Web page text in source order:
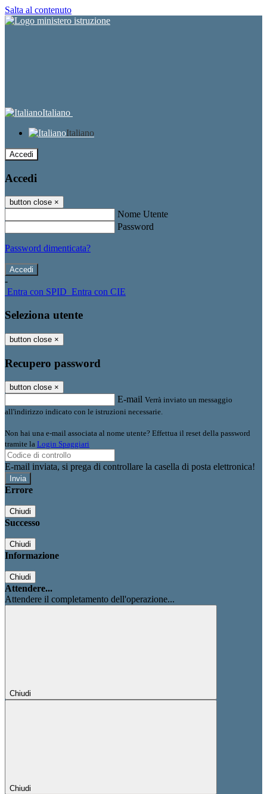
Salta al contenuto
Italiano
Italiano
Accedi
Accedi
button close ×
Nome Utente
Password
Password dimenticata?
-
Entra con SPID Entra con CIE
Seleziona utente
button close ×
Recupero password
button close ×
E-mail Verrà inviato un messaggio
all'indirizzo indicato con le istruzioni necessarie.
Non hai una e-mail associata al nome utente? Effettua il reset della password
tramite la Login Spaggiari
E-mail inviata, si prega di controllare la casella di posta elettronica!
Errore
Chiudi
Successo
Chiudi
Informazione
Chiudi
Attendere...
Attendere il completamento dell'operazione...
Chiudi
Chiudi